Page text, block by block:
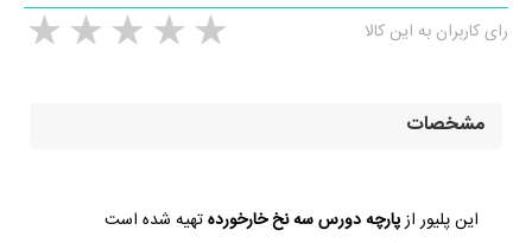
رای کاربران به این کالا
مشخصات
این پلیور ازپارچه دورس سه نخ خارخوردهتهیه شده است